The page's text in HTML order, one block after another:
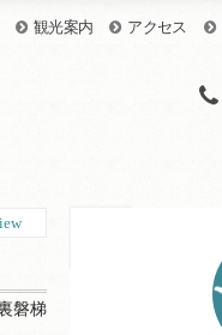
観光案内 アクセス
磐梯